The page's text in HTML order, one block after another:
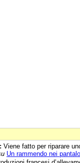
Viene fatto per riparare
Un rammendo nei